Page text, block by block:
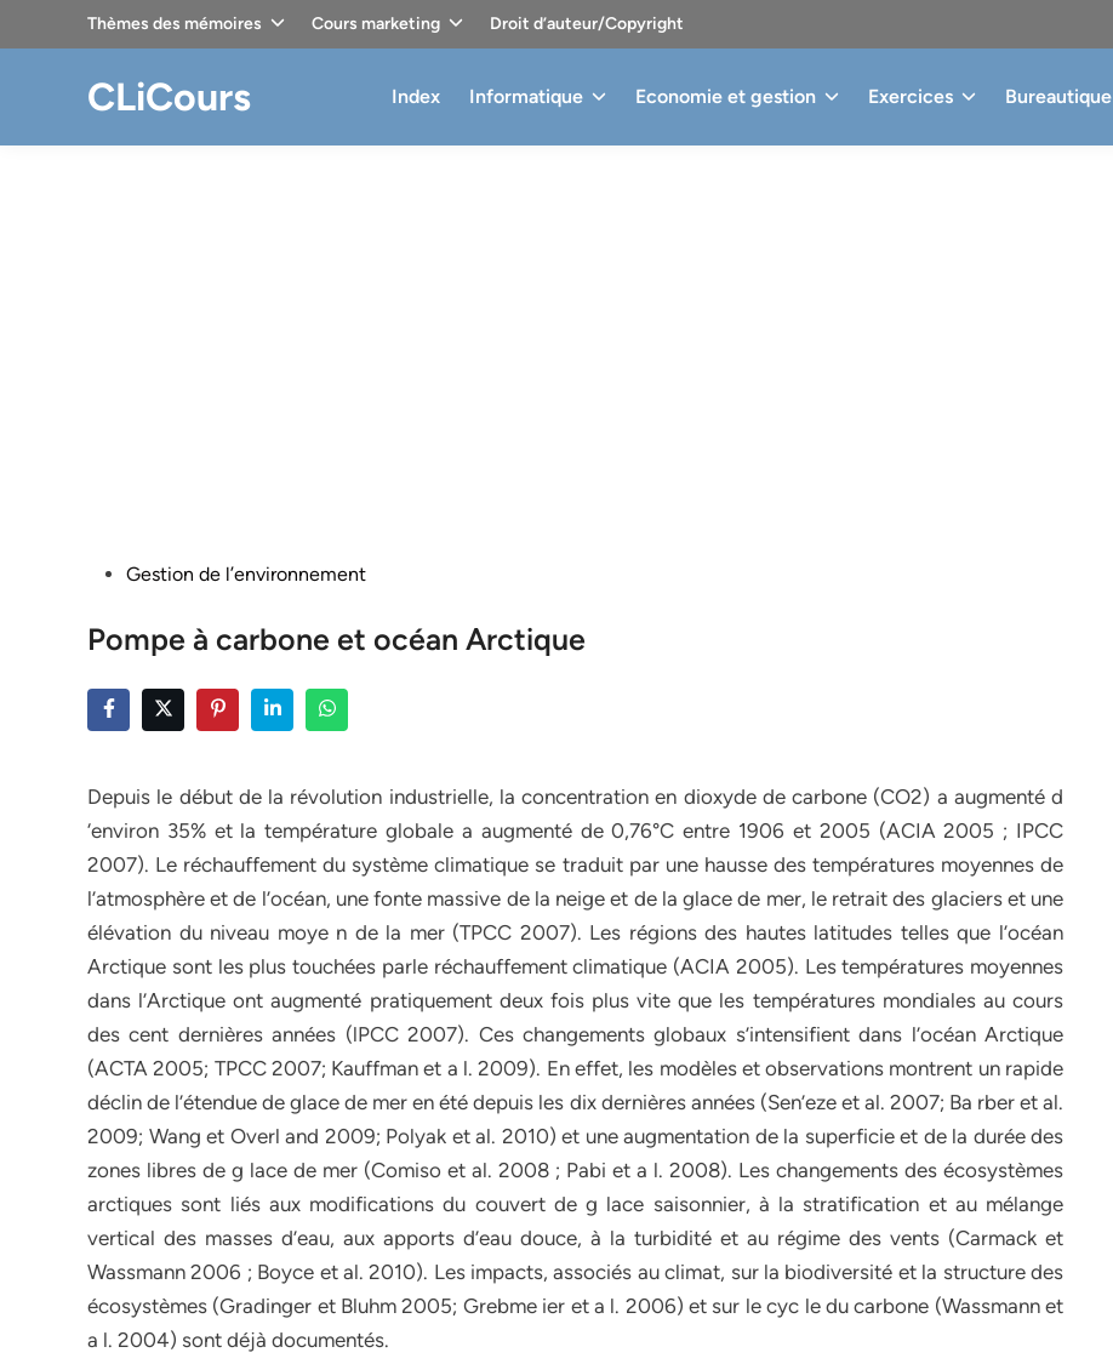
Thèmes des mémoires Cours marketing Droit d’auteur/Copyright
CLiCours Index Informatique Economie et gestion Exercices Bureautique
PostedGestion de l’environnement
Pompe à carbone et océan Arctique
Depuis le début de la révolution industrielle, la concentration en dioxyde de carbone (CO2) a augmenté d
‘environ 35% et la température globale a augmenté de 0,76°C entre 1906 et 2005 (ACIA 2005 ; IPCC
2007). Le réchauffement du système climatique se traduit par une hausse des températures moyennes de
l’atmosphère et de l’océan, une fonte massive de la neige et de la glace de mer, le retrait des glaciers et une
élévation du niveau moye n de la mer (TPCC 2007). Les régions des hautes latitudes telles que l’océan
Arctique sont les plus touchées parle réchauffement climatique (ACIA 2005). Les températures moyennes
dans l’Arctique ont augmenté pratiquement deux fois plus vite que les températures mondiales au cours
des cent dernières années (lPCC 2007). Ces changements globaux s’intensifient dans l’océan Arctique
(ACTA 2005; TPCC 2007; Kauffman et a l. 2009). En effet, les modèles et observations montrent un rapide
déclin de l’étendue de glace de mer en été depuis les dix dernières années (Sen’eze et al. 2007; Ba rber et al.
2009; Wang et Overl and 2009; Polyak et al. 2010) et une augmentation de la superficie et de la durée des
zones libres de g lace de mer (Comiso et al. 2008 ; Pabi et a l. 2008). Les changements des écosystèmes
arctiques sont liés aux modifications du couvert de g lace saisonnier, à la stratification et au mélange
vertical des masses d’eau, aux apports d’eau douce, à la turbidité et au régime des vents (Carmack et
Wassmann 2006 ; Boyce et al. 2010). Les impacts, associés au climat, sur la biodiversité et la structure des
écosystèmes (Gradinger et Bluhm 2005; Grebme ier et a l. 2006) et sur le cyc le du carbone (Wassmann et
a l. 2004) sont déjà documentés.